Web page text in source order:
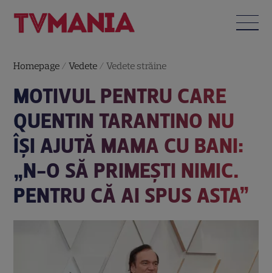
Homepage /Vedete /Vedete străine
MOTIVUL PENTRU CARE
QUENTIN TARANTINO NU
ÎȘI AJUTĂ MAMA CU BANI:
„N-O SĂ PRIMEȘTI NIMIC.
PENTRU CĂ AI SPUS ASTA”